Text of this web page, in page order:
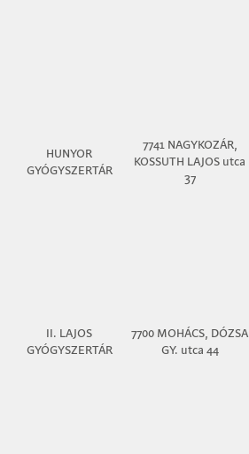
HUNYOR
GYÓGYSZERTÁR
7741 NAGYKOZÁR,
KOSSUTH LAJOS utca
37
II. LAJOS
GYÓGYSZERTÁR
7700 MOHÁCS, DÓZSA
GY. utca 44